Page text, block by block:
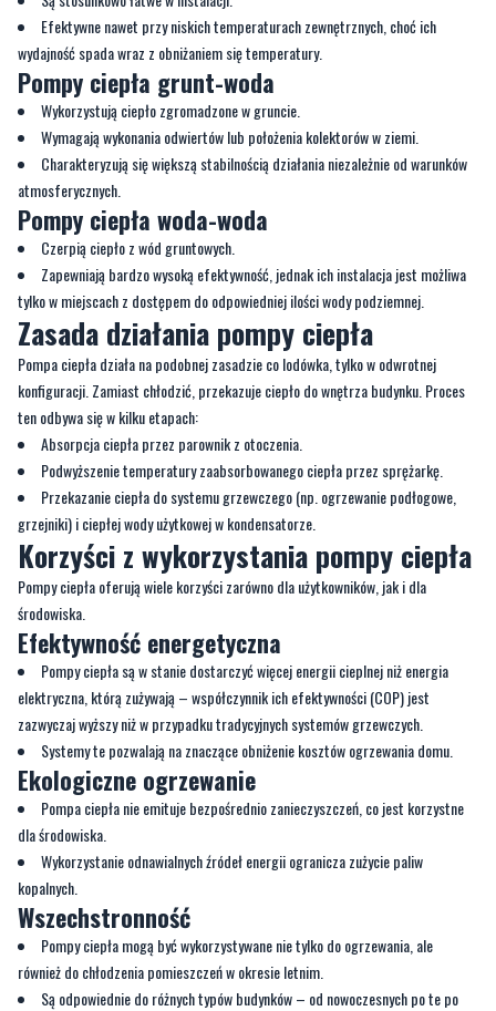
Efektywne nawet przy niskich temperaturach zewnętrznych, choć ich
wydajność spada wraz z obniżaniem się temperatury.
Pompy ciepła grunt-woda
Wykorzystują ciepło zgromadzone w gruncie.
Wymagają wykonania odwiertów lub położenia kolektorów w ziemi.
Charakteryzują się większą stabilnością działania niezależnie od warunków
atmosferycznych.
Pompy ciepła woda-woda
Czerpią ciepło z wód gruntowych.
Zapewniają bardzo wysoką efektywność, jednak ich instalacja jest możliwa
tylko w miejscach z dostępem do odpowiedniej ilości wody podziemnej.
Zasada działania pompy ciepła
Pompa ciepła działa na podobnej zasadzie co lodówka, tylko w odwrotnej
konfiguracji. Zamiast chłodzić, przekazuje ciepło do wnętrza budynku. Proces
ten odbywa się w kilku etapach:
Absorpcja ciepła przez parownik z otoczenia.
Podwyższenie temperatury zaabsorbowanego ciepła przez sprężarkę.
Przekazanie ciepła do systemu grzewczego (np. ogrzewanie podłogowe,
grzejniki) i ciepłej wody użytkowej w kondensatorze.
Korzyści z wykorzystania pompy ciepła
Pompy ciepła oferują wiele korzyści zarówno dla użytkowników, jak i dla
środowiska.
Efektywność energetyczna
Pompy ciepła są w stanie dostarczyć więcej energii cieplnej niż energia
elektryczna, którą zużywają – współczynnik ich efektywności (COP) jest
zazwyczaj wyższy niż w przypadku tradycyjnych systemów grzewczych.
Systemy te pozwalają na znaczące obniżenie kosztów ogrzewania domu.
Ekologiczne ogrzewanie
Pompa ciepła nie emituje bezpośrednio zanieczyszczeń, co jest korzystne
dla środowiska.
Wykorzystanie odnawialnych źródeł energii ogranicza zużycie paliw
kopalnych.
Wszechstronność
Pompy ciepła mogą być wykorzystywane nie tylko do ogrzewania, ale
również do chłodzenia pomieszczeń w okresie letnim.
Są odpowiednie do różnych typów budynków – od nowoczesnych po te po